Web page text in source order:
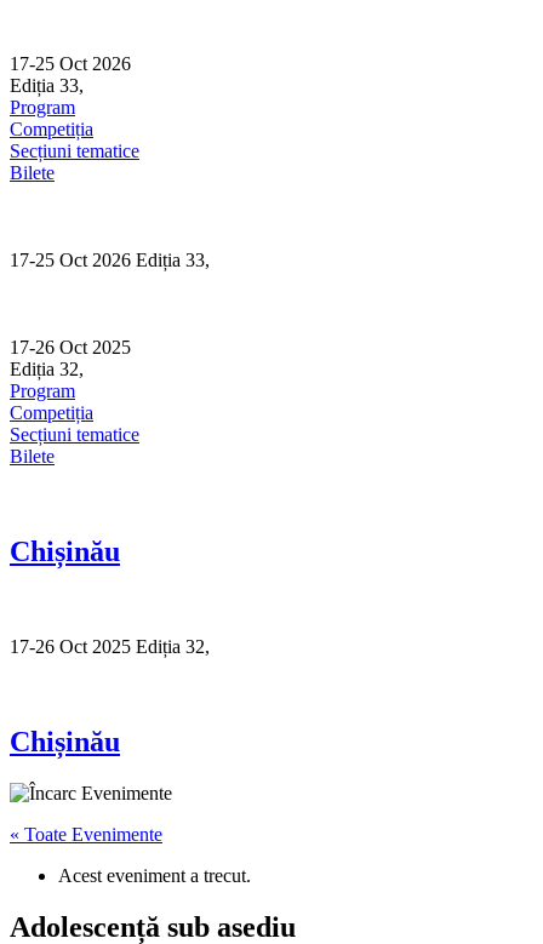
content
17-25 Oct 2026
Ediția 33,
Program
Competiția
Secțiuni tematice
Bilete
17-25 Oct 2026 Ediția 33,
17-26 Oct 2025
Ediția 32,
Program
Competiția
Secțiuni tematice
Bilete
Chișinău
17-26 Oct 2025 Ediția 32,
Chișinău
« Toate Evenimente
Acest eveniment a trecut.
Adolescență sub asediu